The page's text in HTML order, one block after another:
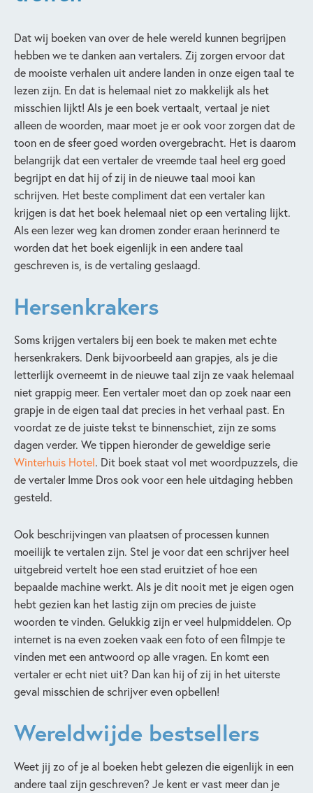
Dat wij boeken van over de hele wereld kunnen begrijpen
hebben we te danken aan vertalers. Zij zorgen ervoor dat
de mooiste verhalen uit andere landen in onze eigen taal te
lezen zijn. En dat is helemaal niet zo makkelijk als het
misschien lijkt! Als je een boek vertaalt, vertaal je niet
alleen de woorden, maar moet je er ook voor zorgen dat de
toon en de sfeer goed worden overgebracht. Het is daarom
belangrijk dat een vertaler de vreemde taal heel erg goed
begrijpt en dat hij of zij in de nieuwe taal mooi kan
schrijven. Het beste compliment dat een vertaler kan
krijgen is dat het boek helemaal niet op een vertaling lijkt.
Als een lezer weg kan dromen zonder eraan herinnerd te
worden dat het boek eigenlijk in een andere taal
geschreven is, is de vertaling geslaagd.
Hersenkrakers
Soms krijgen vertalers bij een boek te maken met echte
hersenkrakers. Denk bijvoorbeeld aan grapjes, als je die
letterlijk overneemt in de nieuwe taal zijn ze vaak helemaal
niet grappig meer. Een vertaler moet dan op zoek naar een
grapje in de eigen taal dat precies in het verhaal past. En
voordat ze de juiste tekst te binnenschiet, zijn ze soms
dagen verder. We tippen hieronder de geweldige serie
Winterhuis Hotel. Dit boek staat vol met woordpuzzels, die
de vertaler Imme Dros ook voor een hele uitdaging hebben
gesteld.
Ook beschrijvingen van plaatsen of processen kunnen
moeilijk te vertalen zijn. Stel je voor dat een schrijver heel
uitgebreid vertelt hoe een stad eruitziet of hoe een
bepaalde machine werkt. Als je dit nooit met je eigen ogen
hebt gezien kan het lastig zijn om precies de juiste
woorden te vinden. Gelukkig zijn er veel hulpmiddelen. Op
internet is na even zoeken vaak een foto of een filmpje te
vinden met een antwoord op alle vragen. En komt een
vertaler er echt niet uit? Dan kan hij of zij in het uiterste
geval misschien de schrijver even opbellen!
Wereldwijde bestsellers
Weet jij zo of je al boeken hebt gelezen die eigenlijk in een
andere taal zijn geschreven? Je kent er vast meer dan je